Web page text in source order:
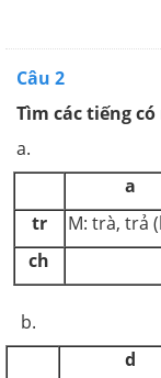
Câu 2
Tìm các tiếng
a.
a
tr
M: trà, trả
ch
b.
d